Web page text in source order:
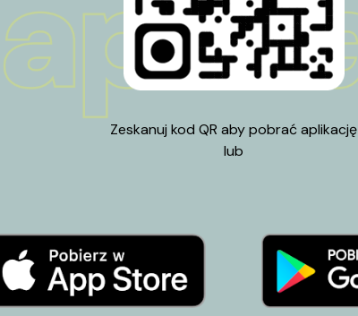
Zeskanuj kod QR aby pobrać aplikację
lub